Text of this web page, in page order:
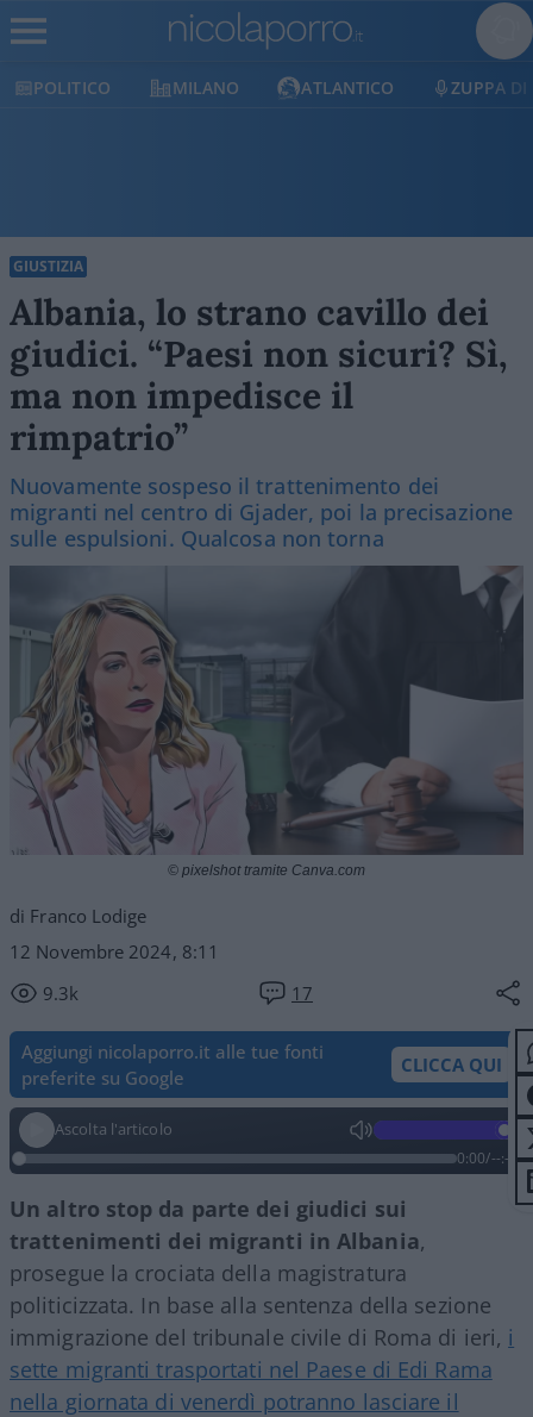
MILANO ATLANTICO ZUPPA DI PORRO
GIUSTIZIA
Albania, lo strano cavillo dei
giudici. “Paesi non sicuri? Sì,
ma non impedisce il
rimpatrio”
Nuovamente sospeso il trattenimento dei
migranti nel centro di Gjader, poi la precisazione
sulle espulsioni. Qualcosa non torna
di Franco Lodige
12 Novembre 2024, 8:11
9.3k
17
© pixelshot tramite Canva.com
Aggiungi nicolaporro.it alle tue fonti
preferite su Google
CLICCA QUI
Ascolta l'articolo
0:00/--:--
Un altro stop da parte dei giudici sui
trattenimenti dei migranti in Albania,
prosegue la crociata della magistratura
politicizzata. In base alla sentenza della sezione
immigrazione del tribunale civile di Roma di ieri, i
sette migranti trasportati nel Paese di Edi Rama
nella giornata di venerdì potranno lasciare il